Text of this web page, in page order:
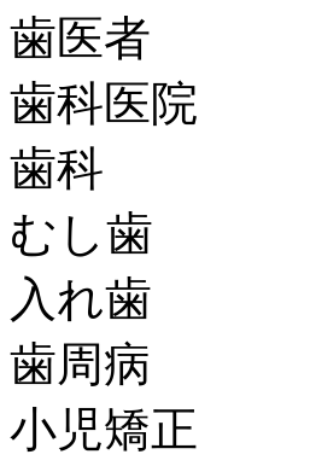
歯医者
歯科医院
歯科
むし歯
入れ歯
歯周病
小児矯正